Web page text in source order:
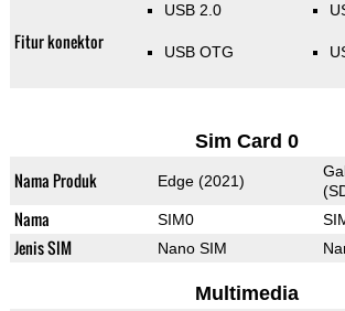
Fitur konektor
USB 2.0
USB OTG
Sim Card 0
Nama Produk Edge (2021)
Nama SIM0
Jenis SIM Nano SIM
Multimedia